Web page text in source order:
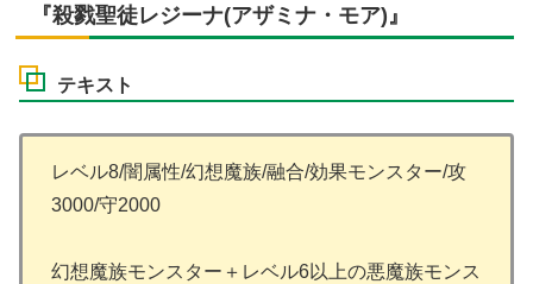
『殺戮聖徒レジーナ(アザミナ・モア)』
テキスト
レベル8/闇属性/幻想魔族/融合/効果モンスター/攻
3000/守2000
幻想魔族モンスター＋レベル6以上の悪魔族モンス